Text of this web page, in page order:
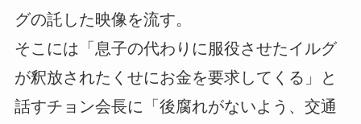
グの託した映像を流す。
そこには「息子の代わりに服役させたイルグ
が釈放されたくせにお金を要求してくる」と
話すチョン会長に「後腐れがないよう、交通